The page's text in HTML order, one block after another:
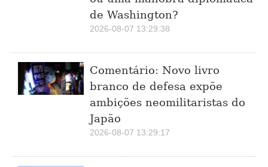
de Washington?
2026-08-07 13:29:38
Comentário: Novo livro
branco de defesa expõe
ambições neomilitaristas do
Japão
2026-08-07 13:29:17